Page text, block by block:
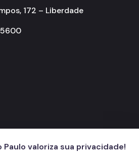
172 – Liberdade
5600
valoriza sua privacidade!